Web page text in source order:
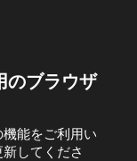
のブラウザ
能をご利用い
してくださ